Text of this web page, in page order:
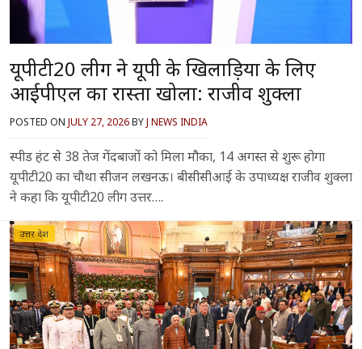
यूपीटी20 लीग ने यूपी के खिलाड़ियों के लिए
आईपीएल का रास्ता खोला: राजीव शुक्ला
POSTED ON JULY 27, 2026BYJ NEWS INDIA
स्पीड हंट से 38 तेज गेंदबाजों को मिला मौका, 14 अगस्त से शुरू होगा
यूपीटी20 का चौथा सीजन लखनऊ। बीसीसीआई के उपाध्यक्ष राजीव शुक्ला
ने कहा कि यूपीटी20 लीग उत्तर….
उत्तर प्रदेश